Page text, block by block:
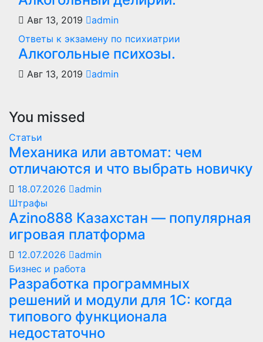
Авг 13, 2019
admin
Ответы к экзамену по психиатрии
Алкогольные психозы.
Авг 13, 2019 admin
You missed
Статьи
Механика или автомат: чем
отличаются и что выбрать новичку
18.07.2026
admin
Штрафы
Azino888 Казахстан — популярная
игровая платформа
12.07.2026
admin
Бизнес и работа
Разработка программных
решений и модули для 1С: когда
типового функционала
недостаточно